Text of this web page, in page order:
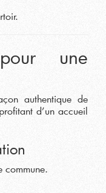
une
authentique de
d’un accueil
commune.